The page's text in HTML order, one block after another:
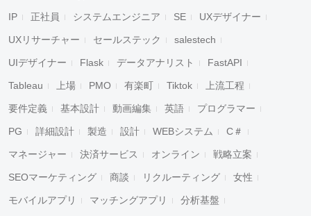
IP 正社員 システムエンジニア SE UXデザイナー
UXリサーチャー セールステック salestech
UIデザイナー Flask データアナリスト FastAPI
Tableau 上場 PMO 有楽町 Tiktok 上流工程
要件定義 基本設計 動画編集 英語 プログラマー
PG 詳細設計 製造 設計 WEBシステム C＃
マネージャー 決済サービス オンライン 戦略立案
SEOマーケティング 商談 リクルーティング 女性
モバイルアプリ マッチングアプリ 分析基盤